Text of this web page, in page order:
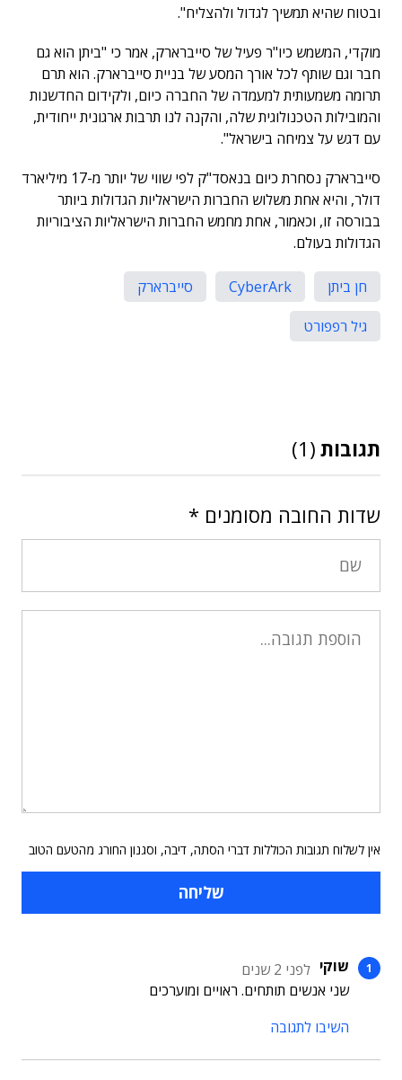
ובטוח שהיא תמשיך לגדול ולהצליח".
מוקדי, המשמש כיו"ר פעיל של סייברארק, אמר כי "ביתן הוא גם
חבר וגם שותף לכל אורך המסע של בניית סייברארק. הוא תרם
תרומה משמעותית למעמדה של החברה כיום, ולקידום החדשנות
והמובילות הטכנולוגית שלה, והקנה לנו תרבות ארגונית ייחודית,
עם דגש על צמיחה בישראל".
סייברארק נסחרת כיום בנאסד"ק לפי שווי של יותר מ-17 מיליארד
דולר, והיא אחת משלוש החברות הישראליות הגדולות ביותר
בבורסה זו, וכאמור, אחת מחמש החברות הישראליות הציבוריות
הגדולות בעולם.
חן ביתן CyberArk
סייברארק
גיל רפפורט
תגובות (1)
שדות החובה מסומנים *
אין לשלוח תגובות הכוללות דברי הסתה, דיבה, וסגנון החורג מהטעם הטוב
שוקי לפני 2 שנים
שני אנשים תותחים. ראויים ומוערכים
השיבו לתגובה